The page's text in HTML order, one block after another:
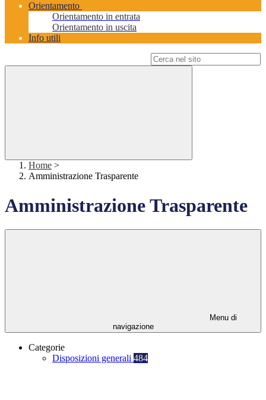
Orientamento
Orientamento in entrata
Orientamento in uscita
Info utili
Home >
Amministrazione Trasparente
Amministrazione Trasparente
Menu di
navigazione
Categorie
Disposizioni generali 484